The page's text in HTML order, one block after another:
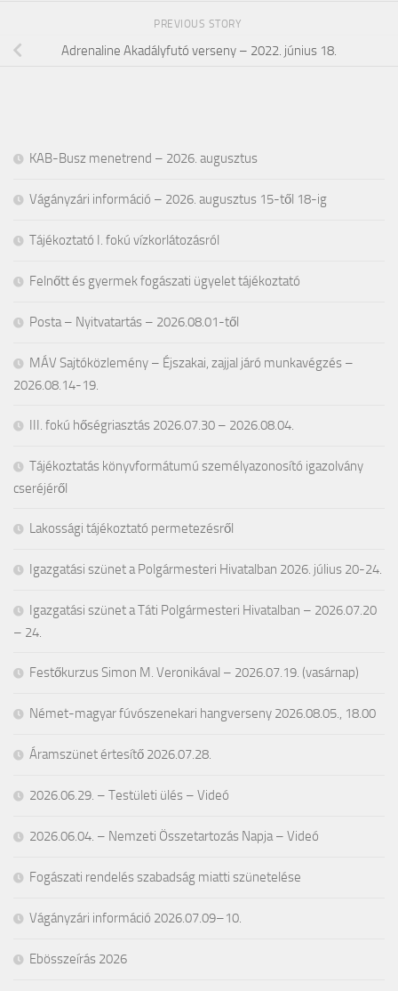
PREVIOUS STORY
Adrenaline Akadályfutó verseny – 2022. június 18.
KAB-Busz menetrend – 2026. augusztus
Vágányzári információ – 2026. augusztus 15-től 18-ig
Tájékoztató I. fokú vízkorlátozásról
Felnőtt és gyermek fogászati ügyelet tájékoztató
Posta – Nyitvatartás – 2026.08.01-től
MÁV Sajtóközlemény – Éjszakai, zajjal járó munkavégzés –
2026.08.14-19.
III. fokú hőségriasztás 2026.07.30 – 2026.08.04.
Tájékoztatás könyvformátumú személyazonosító igazolvány
cseréjéről
Lakossági tájékoztató permetezésről
Igazgatási szünet a Polgármesteri Hivatalban 2026. július 20-24.
Igazgatási szünet a Táti Polgármesteri Hivatalban – 2026.07.20
– 24.
Festőkurzus Simon M. Veronikával – 2026.07.19. (vasárnap)
Német-magyar fúvószenekari hangverseny 2026.08.05., 18.00
Áramszünet értesítő 2026.07.28.
2026.06.29. – Testületi ülés – Videó
2026.06.04. – Nemzeti Összetartozás Napja – Videó
Fogászati rendelés szabadság miatti szünetelése
Vágányzári információ 2026.07.09–10.
Ebösszeírás 2026